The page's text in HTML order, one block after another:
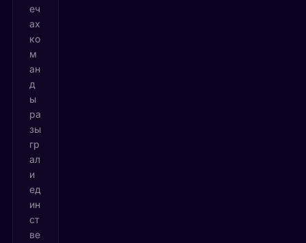
еч
ах
ко
м
ан
д
ы
ра
зы
гр
ал
и
ед
ин
ст
ве